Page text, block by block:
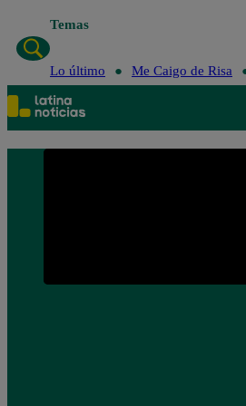
Temas
Lo último Me Caigo de Risa